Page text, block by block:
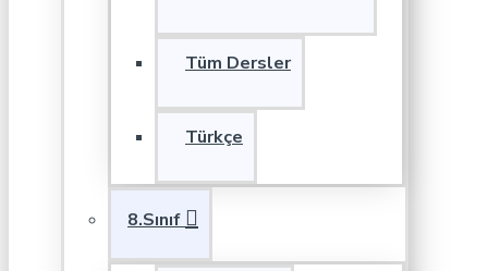
Tüm Dersler
Türkçe
8.Sınıf